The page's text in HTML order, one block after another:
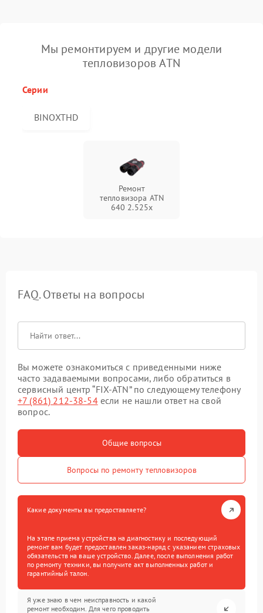
Мы ремонтируем и другие модели
тепловизоров ATN
Серии
BINOXTHD
Ремонт
тепловизора ATN
640 2.525x
FAQ. Ответы на вопросы
Вы можете ознакомиться с приведенными ниже
часто задаваемыми вопросами, либо обратиться в
сервисный центр “FIX-ATN” по следующему телефону
+7 (861) 212-38-54если не нашли ответ на свой
вопрос.
Общие вопросы
Вопросы по ремонту тепловизоров
Какие документы вы предоставляете?
На этапе приема устройства на диагностику и последующий
ремонт вам будет предоставлен заказ-наряд с указанием страховых
обязательств на ваше устройство. Далее, после выполнения работ
по ремонту техники, вы получите акт выполненных работ и
гарантийный талон.
Я уже знаю в чем неисправность и какой
ремонт необходим. Для чего проводить